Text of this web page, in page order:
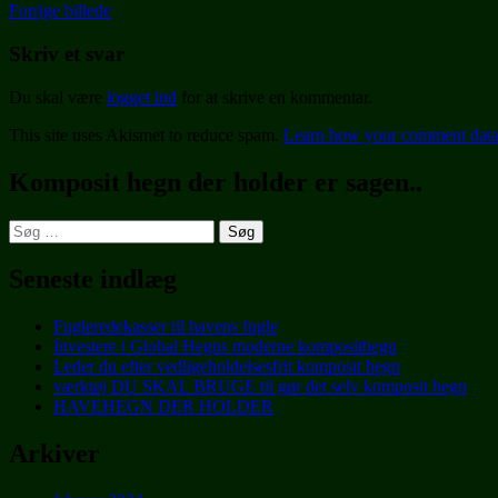
Forrige billede
Skriv et svar
Du skal være logget ind for at skrive en kommentar.
This site uses Akismet to reduce spam. Learn how your comment
Komposit hegn der holder er sagen..
Søg
efter:
Seneste indlæg
Fugleredekasser til havens fugle
Investere i Global Hegns moderne komposithegn
Leder du efter vedligeholdelsesfrit komposit hegn
værktøj DU SKAL BRUGE til gør det selv komposit hegn
HAVEHEGN DER HOLDER
Arkiver